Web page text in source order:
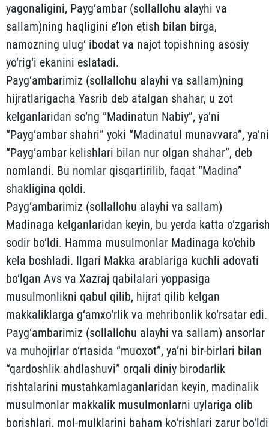
yagonaligini, Payg‘ambar (sollallohu alayhi va
sallam)ning haq­ligini e’lon etish bilan birga,
namozning ulug‘ ibodat va najot topishning asosiy
yo‘rig‘i ekanini eslatadi.
Payg‘ambarimiz (sollallohu alayhi va sallam)ning
hijrat­larigacha Yasrib deb atalgan shahar, u zot
kelganlaridan so‘ng “Madinatun Nabiy”, ya’ni
“Payg‘ambar shahri” yoki “Madinatul mu­navvara”, ya’ni
“Payg‘ambar kelishlari bilan nur olgan shahar”, deb
nomlandi. Bu nomlar qisqartirilib, faqat “Madina”
shakli­gina qoldi.
Payg‘ambarimiz (sollallohu alayhi va sallam)
Madinaga kel­ganlaridan keyin, bu yerda katta
sodir bo‘ldi. Hamma musulmonlar Madinaga ko‘chib
kela boshladi. Ilgari Makka arab­lariga kuchli adovati
bo‘lgan Avs va Xazraj qabilalari yoppasiga
musulmonlikni qabul qilib, hijrat qilib kelgan
makkaliklar­ga g‘amxo‘rlik va mehribonlik ko‘rsatar edi.
Payg‘ambarimiz (sol­lallohu alayhi va sallam) ansorlar
va muhojirlar o‘rtasida “muoxot”, ya’ni bir-birlari bilan
“qardoshlik ahdlashuvi” or­qali diniy birodarlik
rishtalarini mustahkamlaganlaridan keyin, madinalik
musulmonlar makkalik musulmonlarni uy­lariga olib
borishlari, mol-mulklarini baham ko‘rishlari za­rur